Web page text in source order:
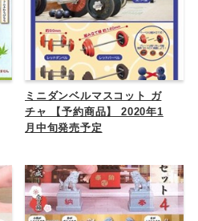
ミニダンベルマスコット ガ
チャ 【予約商品】 2020年1
月中旬発売予定